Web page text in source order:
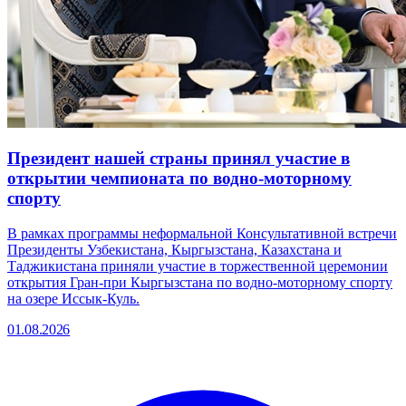
Президент нашей страны принял участие в
открытии чемпионата по водно-моторному
спорту
В рамках программы неформальной Консультативной встречи
Президенты Узбекистана, Кыргызстана, Казахстана и
Таджикистана приняли участие в торжественной церемонии
открытия Гран-при Кыргызстана по водно-моторному спорту
на озере Иссык-Куль.
01.08.2026